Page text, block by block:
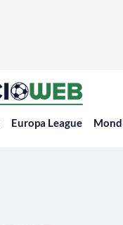
Europa League